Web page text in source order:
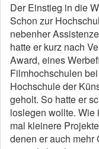
Der Einstieg in die
Schon zur
nebenher
hatte er kurz nach
Award, eines
Filmhochschulen
Hochschule der
geholt. So hatte er
loslegen wollte. Wie
mal kleinere
denen er auch mehr